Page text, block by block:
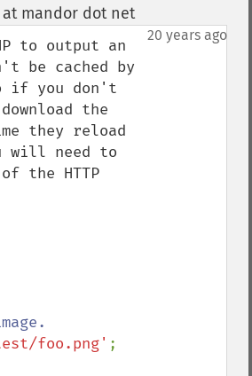
mandor dot net¶
20 years ago
to output an
be cached by
if you don't
the
they reload
will need to
the HTTP
foo.png' ;